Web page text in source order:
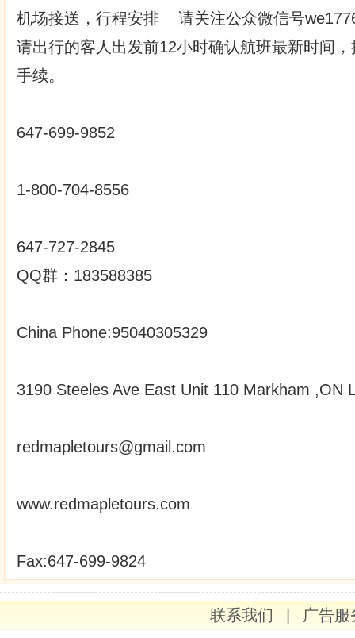
机场接送，行程安排 请关注公众微信号
请出行的客人出发前12小时确认航班最新时间
手续。
647-699-9852
1-800-704-8556
647-727-2845
QQ群：183588385
China Phone:95040305329
3190 Steeles Ave East Unit 110 Markham ,ON
redmapletours@gmail.com
www.redmapletours.com
Fax:647-699-9824
联系我们
广告服